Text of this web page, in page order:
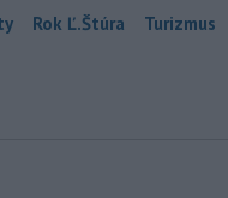
Rok Ľ.Štúra Turizmus